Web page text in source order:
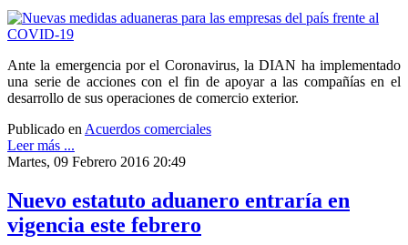
Ante la emergencia por el Coronavirus, la DIAN ha implementado
una serie de acciones con el fin de apoyar a las compañías en el
desarrollo de sus operaciones de comercio exterior.
Publicado en Acuerdos comerciales
Leer más ...
Martes, 09 Febrero 2016 20:49
Nuevo estatuto aduanero entraría en
vigencia este febrero